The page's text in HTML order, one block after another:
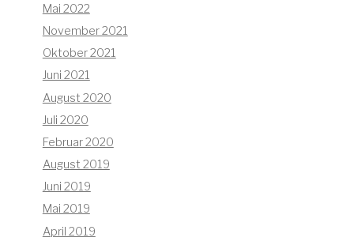
Mai 2022
November 2021
Oktober 2021
Juni 2021
August 2020
Juli 2020
Februar 2020
August 2019
Juni 2019
Mai 2019
April 2019